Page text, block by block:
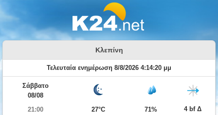
Κλεπίνη
Τελευταία ενημέρωση 8/8/2026 4:14:20 μμ
Σάββατο
08/08
21:00
27°C 71% 4 bf Δ